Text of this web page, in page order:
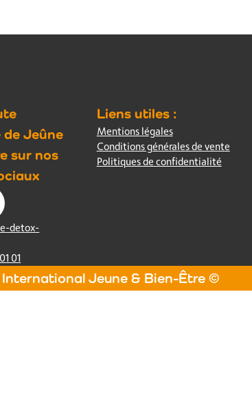
Jeûne
sur nos
detox-
01
Liens utiles :
Mentions légales
Conditions générales de vente
Politiques de confidentialité
International Jeune & Bien-Être ©